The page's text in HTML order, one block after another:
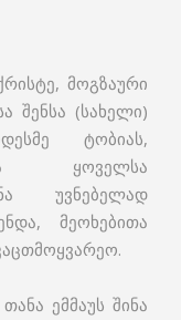
მოგზაური
შენსა (სახელი)
ტობიას,
ყოველსა
უვნებელად
მეოხებითა
ემმაუს შინა